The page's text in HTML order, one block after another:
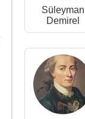
Süleyman
Demirel